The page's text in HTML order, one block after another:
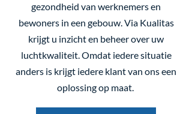
gezondheid van werknemers en
bewoners in een gebouw. Via Kualitas
krijgt u inzicht en beheer over uw
luchtkwaliteit. Omdat iedere situatie
anders is krijgt iedere klant van ons een
oplossing op maat.